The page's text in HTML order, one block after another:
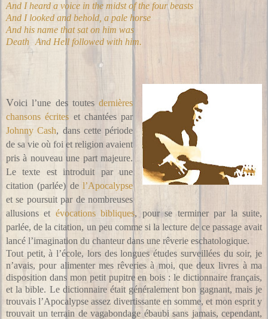
And I heard a voice in the midst of the four beasts
And I looked and behold, a pale horse
And his name that sat on him was
Death And Hell followed with him.
Voici l’une des toutesdernières
chansons écrites et chantées par
Johnny Cash, dans cette période
de sa vie où foi et religion avaient
pris à nouveau une part majeure.
Le texte est introduit par une
citation (parlée) del’Apocalypse
et se poursuit par de nombreuses
allusions et évocations bibliques, pour se terminer par la suite,
parlée, de la citation, un peu comme si la lecture de ce passage avait
lancé l’imagination du chanteur dans une rêverie eschatologique.
Tout petit, à l’école, lors des longues études surveillées du soir, je
n’avais, pour alimenter mes rêveries à moi, que deux livres à ma
disposition dans mon petit pupitre en bois : le dictionnaire français,
et la bible. Le dictionnaire était généralement bon gagnant, mais je
trouvais l’Apocalypse assez divertissante en somme, et mon esprit y
trouvait un terrain de vagabondage ébaubi sans jamais, cependant,